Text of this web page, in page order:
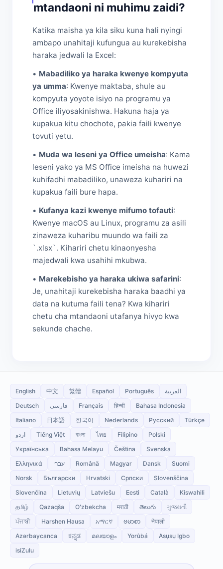
mtandaoni ni muhimu zaidi?
Katika maisha ya kila siku kuna hali nyingi
ambapo unahitaji kufungua au kurekebisha
haraka jedwali la Excel:
• Mabadiliko ya haraka kwenye kompyuta
ya umma: Kwenye maktaba, shule au
kompyuta yoyote isiyo na programu ya
Office iliyosakinishwa. Hakuna haja ya
kupakua kitu chochote, pakia faili kwenye
tovuti yetu.
• Muda wa leseni ya Office umeisha: Kama
leseni yako ya MS Office imeisha na huwezi
kuhifadhi mabadiliko, unaweza kuhariri na
kupakua faili bure hapa.
• Kufanya kazi kwenye mifumo tofauti:
Kwenye macOS au Linux, programu za asili
zinaweza kuharibu muundo wa faili za
`.xlsx`. Kihariri chetu kinaonyesha
majedwali kwa usahihi mkubwa.
• Marekebisho ya haraka ukiwa safarini:
Je, unahitaji kurekebisha haraka baadhi ya
data na kutuma faili tena? Kwa kihariri
chetu cha mtandaoni utafanya hivyo kwa
sekunde chache.
English 中文 繁體 Español Português
العربية
Deutsch
فارسی Français हिन्दी
Bahasa Indonesia
Italiano
日本語 한국어 Nederlands Русский
Türkçe
اردو
Tiếng Việt বাংলা ไทย Filipino
Polski
Українська
Bahasa Melayu Čeština
Svenska
Ελληνικά
עברי Română Magyar Dansk
Suomi
Norsk
Български Hrvatski Српски
Slovenščina
Slovenčina
Lietuvių Latviešu Eesti Català
Kiswahili
தமிழ்
Qazaqša Oʻzbekcha मराठी తెలుగు
ગુજરાતી
ਪੰਜਾਬੀ
Harshen Hausa አማርኛ ဗမာစာ
नेपाली
Azərbaycanca
ಕನ್ನಡ മലയാളം Yorùbá
Asụsụ Igbo
isiZulu